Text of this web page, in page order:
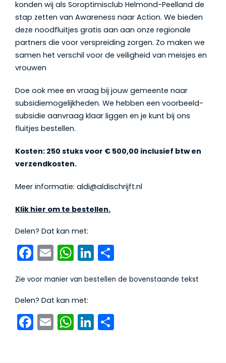
konden wij als Soroptimisclub Helmond-Peelland de
stap zetten van Awareness naar Action. We bieden
deze noodfluitjes gratis aan aan onze regionale
partners die voor verspreiding zorgen. Zo maken we
samen het verschil voor de veiligheid van meisjes en
vrouwen
Doe ook mee en vraag bij jouw gemeente naar
subsidiemogelijkheden. We hebben een voorbeeld-
subsidie aanvraag klaar liggen en je kunt bij ons
fluitjes bestellen.
Kosten: 250 stuks voor € 500,00 inclusief btw en
verzendkosten.
Meer informatie: aldi@aldischrijft.nl
Klik hier om te bestellen.
Delen? Dat kan met:
Facebook
EmailWhatsApp
LinkedIn
Zie voor manier van bestellen de bovenstaande tekst
Delen? Dat kan met:
Facebook
EmailWhatsApp
LinkedIn